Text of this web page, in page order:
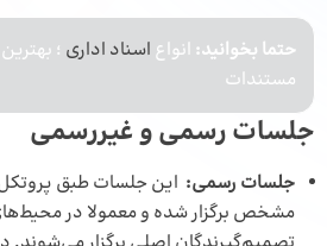
حتما بخوانید: انواع اسناد اداری ؛
مستندات
جلسات رسمی و غیررسمی
جلسات رسمی: این جلسات طبق
مشخص برگزار شده و معمولا در